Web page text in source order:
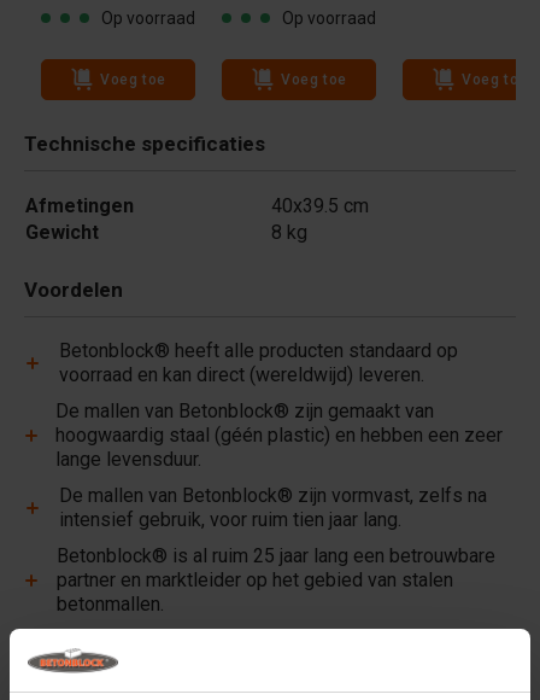
Op voorraad
Voeg toe
Op voorraad
Voeg toe Voeg toe
Technische specificaties
Afmetingen
40x39.5 cm
Gewicht
8 kg
Voordelen
Betonblock® heeft alle producten standaard op
voorraad en kan direct (wereldwijd) leveren.
De mallen van Betonblock® zijn gemaakt van
hoogwaardig staal (géén plastic) en hebben een zeer
lange levensduur.
De mallen van Betonblock® zijn vormvast, zelfs na
intensief gebruik, voor ruim tien jaar lang.
Betonblock® is al ruim 25 jaar lang een betrouwbare
partner en marktleider op het gebied van stalen
betonmallen.
Handige links